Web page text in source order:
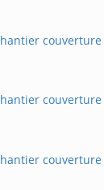
couverture
couverture